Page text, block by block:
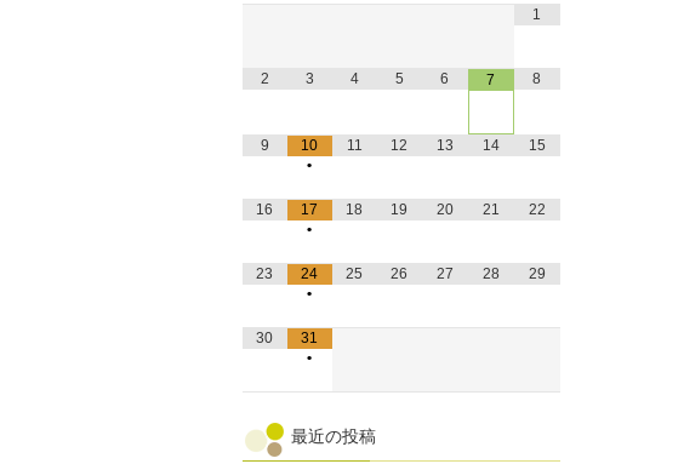
1
2 3 4 5 6 7 8
9
10
•
11 12 13 14 15
16
17
•
18 19 20 21 22
23
24
•
25 26 27 28 29
30
31
•
最近の投稿